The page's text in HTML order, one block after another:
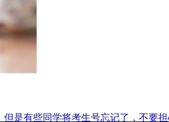
是有些同学将考生号忘记了，不要